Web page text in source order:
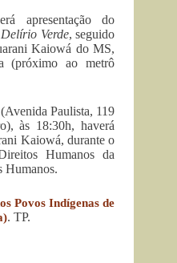
apresentação do
Verde, seguido
Kaiowá do MS,
(próximo ao metrô
Paulista, 119
às 18:30h, haverá
Kaiowá, durante o
Humanos da
Humanos.
Povos Indígenas de
. TP.